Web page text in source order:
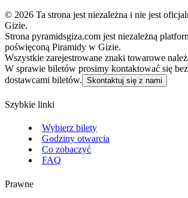
© 2026 Ta strona jest niezależna i nie jest
Gizie.
Strona pyramidsgiza.com jest niezależną
poświęconą Piramidy w Gizie.
Wszystkie zarejestrowane znaki towarowe
W sprawie biletów prosimy kontaktować się
dostawcami biletów. Skontaktuj się z nami
Szybkie linki
Wybierz bilety
Godziny otwarcia
Co zobaczyć
FAQ
Prawne